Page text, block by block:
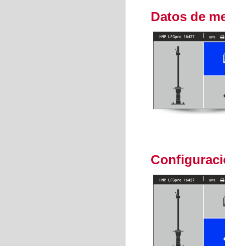
Datos de